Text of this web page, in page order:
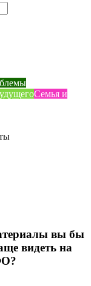
Семья и
вы бы
видеть на